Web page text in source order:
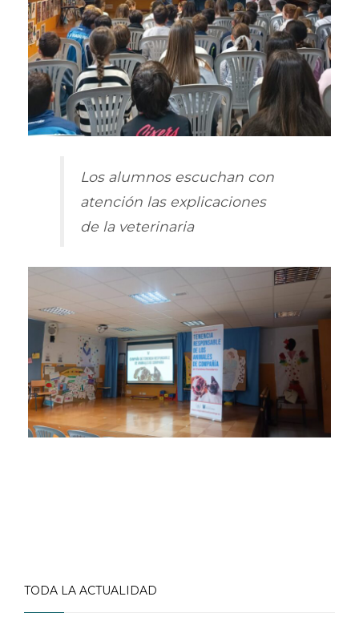
Los alumnos escuchan con
atención las explicaciones
de la veterinaria
TODA LA ACTUALIDAD